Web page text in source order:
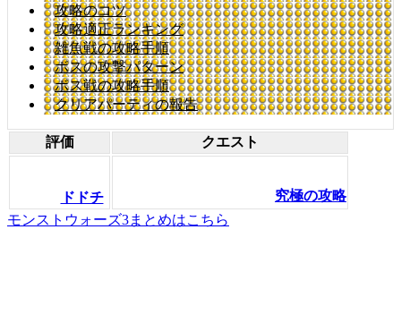
攻略のコツ
攻略適正ランキング
雑魚戦の攻略手順
ボスの攻撃パターン
ボス戦の攻略手順
クリアパーティの報告
評価 クエスト
ドドチ
究極の攻略
モンストウォーズ3まとめはこちら